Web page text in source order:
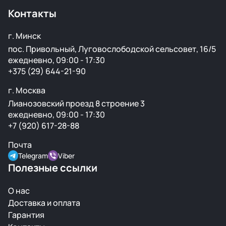
Контакты
г. Минск
пос. Привольный, Луговослободской сельсовет, 16/5
ежедневно, 09:00 - 17:30
+375 (29) 644-21-90
г. Москва
Лианозовский проезд 8 строение 3
ежедневно, 09:00 - 17:30
+7 (920) 617-28-88
Почта
Telegram Viber
Полезные ссылки
О нас
Доставка и оплата
Гарантия